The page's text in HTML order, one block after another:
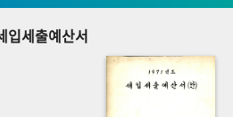
행정박물
입세출예산서